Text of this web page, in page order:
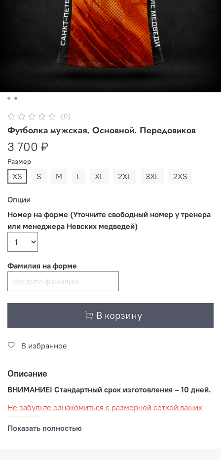
(0)
Футболка мужская. Основной. Передовиков
3 700 ₽
Размер
XS S M L XL 2XL 3XL 2XS
Опции
Номер на форме (Уточните свободный номер у тренера
или менеджера Невских медведей)
Фамилия на форме
В корзину
В избранное
Описание
ВНИМАНИЕ! Стандартный срок изготовления – 10 дней.
Не забудьте ознакомиться с размерной сеткой ваших
товаров!
Показать полностью